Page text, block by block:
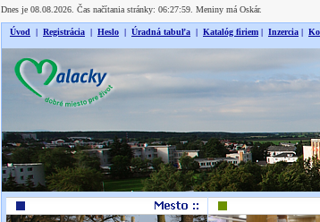
Dnes je 08.08.2026. Čas načítania stránky: 06:27:59. Meniny má Oskár.
Úvod | Registrácia | Heslo | Úradná tabuľa | Katalóg firiem | Inzercia |